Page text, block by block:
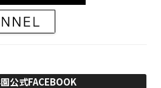
公式FACEBOOK